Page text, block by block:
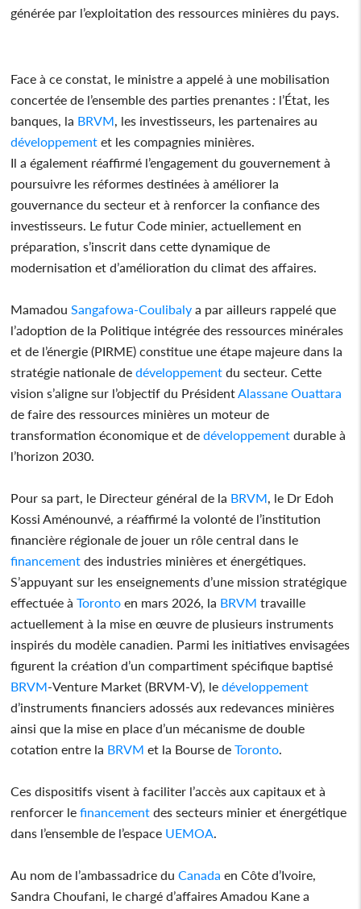
générée par l’exploitation des ressources minières du pays.
Face à ce constat, le ministre a appelé à une mobilisation
concertée de l’ensemble des parties prenantes : l’État, les
banques, la BRVM , les investisseurs, les partenaires au
développement et les compagnies minières.
Il a également réaffirmé l’engagement du gouvernement à
poursuivre les réformes destinées à améliorer la
gouvernance du secteur et à renforcer la confiance des
investisseurs. Le futur Code minier, actuellement en
préparation, s’inscrit dans cette dynamique de
modernisation et d’amélioration du climat des affaires.
Mamadou Sangafowa-Coulibaly a par ailleurs rappelé que
l’adoption de la Politique intégrée des ressources minérales
et de l’énergie (PIRME) constitue une étape majeure dans la
stratégie nationale de développement du secteur. Cette
vision s’aligne sur l’objectif du Président Alassane Ouattara
de faire des ressources minières un moteur de
transformation économique et de développement durable à
l’horizon 2030.
Pour sa part, le Directeur général de la BRVM , le Dr Edoh
Kossi Aménounvé, a réaffirmé la volonté de l’institution
financière régionale de jouer un rôle central dans le
financement des industries minières et énergétiques.
S’appuyant sur les enseignements d’une mission stratégique
effectuée à Toronto en mars 2026, la BRVM travaille
actuellement à la mise en œuvre de plusieurs instruments
inspirés du modèle canadien. Parmi les initiatives envisagées
figurent la création d’un compartiment spécifique baptisé
BRVM-Venture Market (BRVM-V), le développement
d’instruments financiers adossés aux redevances minières
ainsi que la mise en place d’un mécanisme de double
cotation entre la BRVM et la Bourse de Toronto
Ces dispositifs visent à faciliter l’accès aux capitaux et à
renforcer le financement des secteurs minier et énergétique
dans l’ensemble de l’espace UEMOA
Au nom de l’ambassadrice du Canada en Côte d’Ivoire,
Sandra Choufani, le chargé d’affaires Amadou Kane a